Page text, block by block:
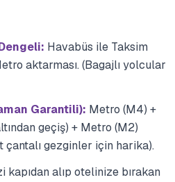
Havabüs ile Taksim
aktarması. (Bagajlı yolcular
Garantili): Metro (M4) +
geçiş) + Metro (M2)
çantalı gezginler için harika).
kapıdan alıp otelinize bırakan